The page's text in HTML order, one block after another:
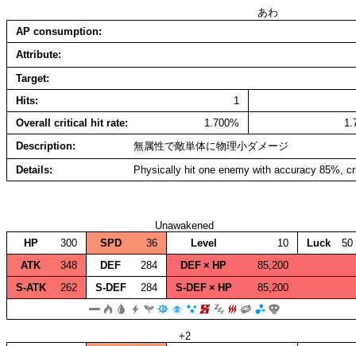
あわ
AP consumption
Attribute
Target
Hits
1
Overall critical hit rate
1.700%
Description
無属性で敵単体に物理小ダメージ
Details
Physically hit one enemy with accuracy 85%,
Unawakened
HP
300 SPD 36 Level 10 Luck
50
ATK
348 DEF 284 DEF × HP
85,200
S‑ATK
262 S‑DEF 284 S‑DEF × HP 85,200
+2